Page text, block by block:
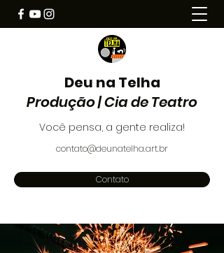
Deu na Telha
Produção | Cia de Teatro
Você pensa, a gente realiza!
contato@deunatelha.art.br
Contato